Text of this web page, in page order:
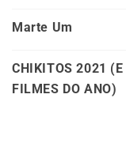
Marte Um
CHIKITOS 2021 (E
FILMES DO ANO)